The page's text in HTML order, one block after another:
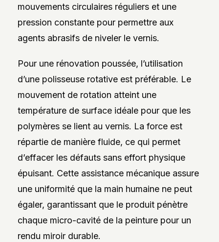
mouvements circulaires réguliers et une
pression constante pour permettre aux
agents abrasifs de niveler le vernis.
Pour une rénovation poussée, l’utilisation
d’une polisseuse rotative est préférable. Le
mouvement de rotation atteint une
température de surface idéale pour que les
polymères se lient au vernis. La force est
répartie de manière fluide, ce qui permet
d’effacer les défauts sans effort physique
épuisant. Cette assistance mécanique assure
une uniformité que la main humaine ne peut
égaler, garantissant que le produit pénètre
chaque micro-cavité de la peinture pour un
rendu miroir durable.